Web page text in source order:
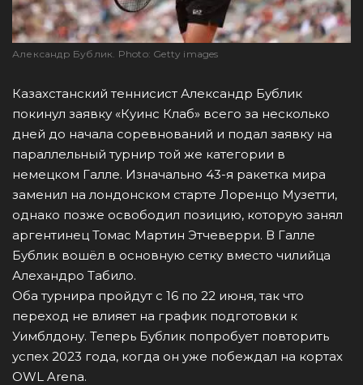
Александр Бублик. Photo: Getty images
Казахстанский теннисист Александр Бублик
покинул заявку «Куинс Клаб» всего за несколько
дней до начала соревнований и подал заявку на
параллельный турнир той же категории в
немецком Галле. Изначально 43-я ракетка мира
заменил на лондонском старте Лоренцо Музетти,
однако позже освободил позицию, которую занял
аргентинец Томас Мартин Этчеверри. В Галле
Бублик вошёл в основную сетку вместо чилийца
Алехандро Табило.
Оба турнира пройдут с 16 по 22 июня, так что
переход не влияет на график подготовки к
Уимблдону. Теперь Бублик попробует повторить
успех 2023 года, когда он уже побеждал на кортах
OWL Arena.